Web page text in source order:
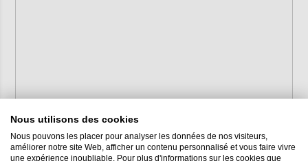
Nous utilisons des cookies
Nous pouvons les placer pour analyser les données de nos visiteurs,
améliorer notre site Web, afficher un contenu personnalisé et vous faire vivre
une expérience inoubliable. Pour plus d'informations sur les cookies que